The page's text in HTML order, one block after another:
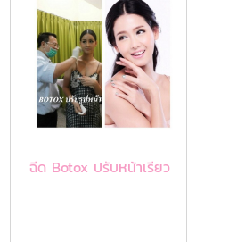
ฉีด Botox ปรับหน้าเรียว